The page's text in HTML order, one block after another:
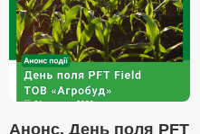
Анонс. День поля PFT